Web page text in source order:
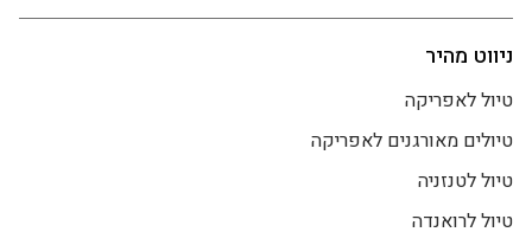
ניווט מהיר
טיול לאפריקה
טיולים מאורגנים לאפריקה
טיול לטנזניה
טיול לרואנדה